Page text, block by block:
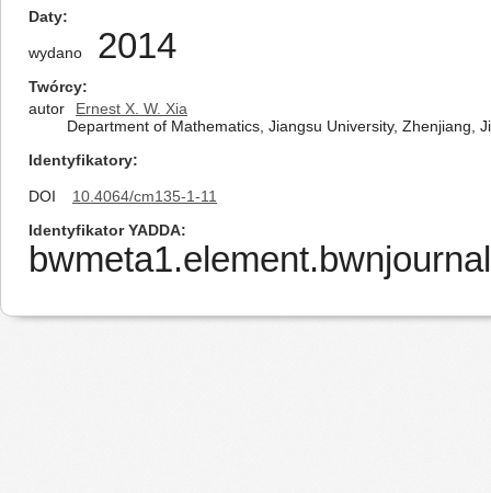
Daty
wydano 2014
Twórcy
autor
Ernest X. W. Xia
Department of Mathematics, Jiangsu University, Zhenjiang,
Identyfikatory
DOI
10.4064/cm135-1-11
Identyfikator YADDA